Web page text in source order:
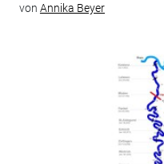
von Annika Beyer